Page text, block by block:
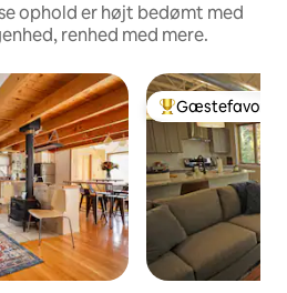
ophold er højt bedømt med
renhed med mere.
Bedste
Gæstefavorit